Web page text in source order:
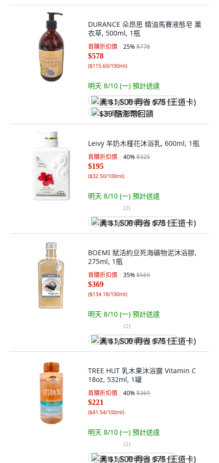
DURANCE 朵昂思 精油馬賽液態皂 薰
衣草, 500ml, 1瓶
首購折扣價 25%$778
$578
($115.60/100ml)
明天 8/10 (一) 預計送達
满 $1,500 再省 $75 (王道卡)
$39 酷澎幣回饋
Leivy 羊奶木槿花沐浴乳, 600ml, 1瓶
首購折扣價 40%$325
$195
($32.50/100ml)
明天 8/10 (一) 預計送達
(2)
满 $1,500 再省 $75 (王道卡)
BOEMI 賦活約旦死海礦物泥沐浴膠,
275ml, 1瓶
首購折扣價 35%$569
$369
($134.18/100ml)
明天 8/10 (一) 預計送達
(2)
满 $1,500 再省 $75 (王道卡)
TREE HUT 乳木果沐浴露 Vitamin C
18oz, 532ml, 1罐
首購折扣價 40%$369
$221
($41.54/100ml)
明天 8/10 (一) 預計送達
(2)
满 $1,500 再省 $75 (王道卡)